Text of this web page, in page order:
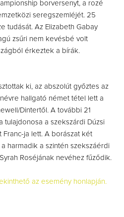
borversenyt, a rozé
seregszemléjét. 25
tudását. Az Elizabeth Gabay
zsűri nem kevésbé volt
érkeztek a bírák.
ki, az abszolút győztes az
hallgató német tétel lett a
Dintertől. A további 21
tulajdonosa a szekszárdi Dúzsi
Franc-ja lett. A borászat két
harmadik a szintén szekszáérdi
Roséjának nevéhez fűződik.
az esemény honlapján.